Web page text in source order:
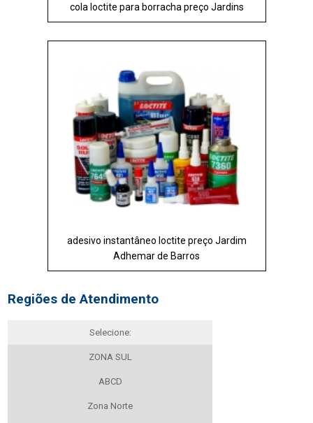
cola loctite para borracha preço Jardins
adesivo instantâneo loctite preço Jardim
Adhemar de Barros
Regiões de Atendimento
Selecione:
ZONA SUL
ABCD
Zona Norte